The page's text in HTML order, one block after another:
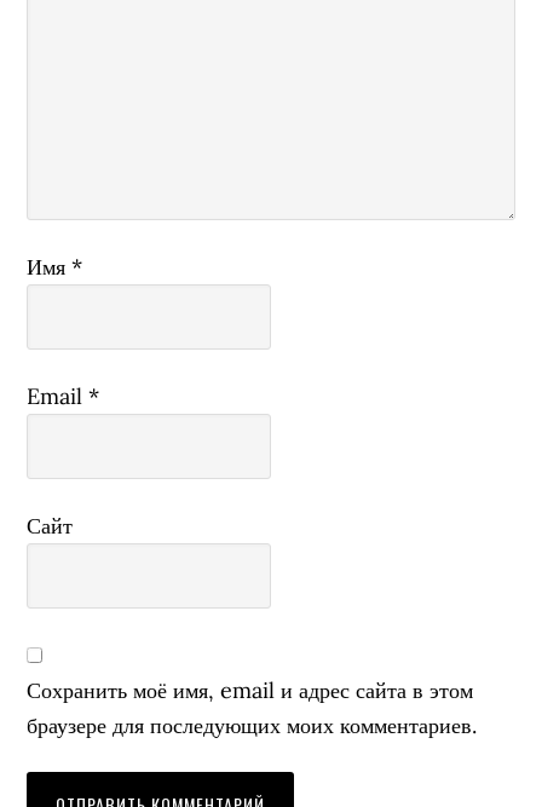
Имя*
Email*
Сайт
Сохранить моё имя, email и адрес сайта в этом
браузере для последующих моих комментариев.